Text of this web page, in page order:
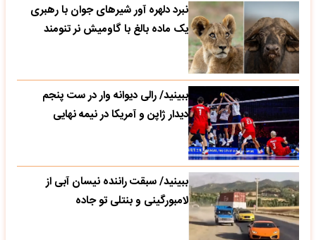
نبرد دلهره آور شیرهای جوان با رهبری
یک ماده بالغ با گاومیش نر تنومند
ببینید/ رالی دیوانه وار در ست پنجم
دیدار ژاپن و آمریکا در نیمه نهایی
ببینید/ سبقت راننده نیسان آبی از
لامبورگینی و بنتلی تو جاده